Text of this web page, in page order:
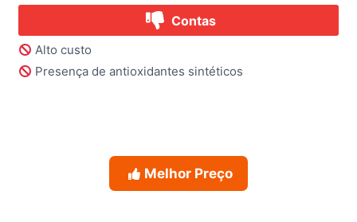
Contas
Alto custo
Presença de antioxidantes sintéticos
Melhor Preço